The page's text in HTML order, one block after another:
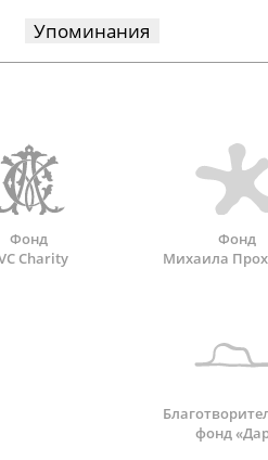
Упоминания
Фонд
Charity
Фонд
Михаила
фонд